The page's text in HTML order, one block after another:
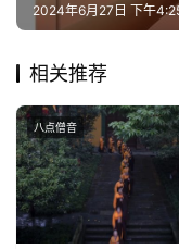
2024年6月27日 下午
相关推荐
八点僧音